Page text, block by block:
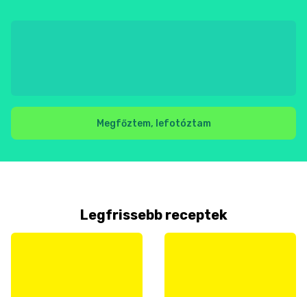
Megfőztem, lefotóztam
Legfrissebb receptek